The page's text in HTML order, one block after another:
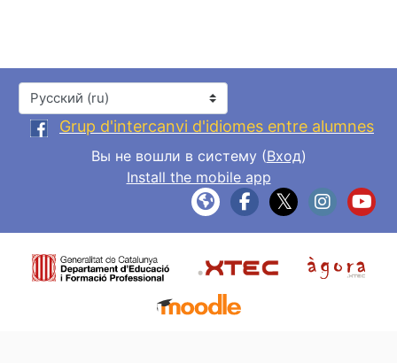
Язык
Grup d'intercanvi d'idiomes entre alumnes
Вы не вошли в систему (Вход)
Install the mobile app